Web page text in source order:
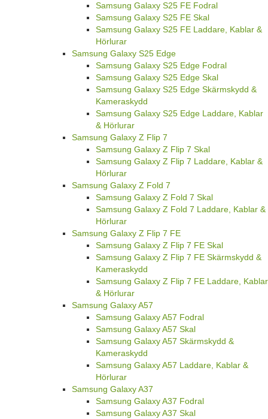
Samsung Galaxy S25 FE Fodral
Samsung Galaxy S25 FE Skal
Samsung Galaxy S25 FE Laddare, Kablar &
Hörlurar
Samsung Galaxy S25 Edge
Samsung Galaxy S25 Edge Fodral
Samsung Galaxy S25 Edge Skal
Samsung Galaxy S25 Edge Skärmskydd &
Kameraskydd
Samsung Galaxy S25 Edge Laddare, Kablar
& Hörlurar
Samsung Galaxy Z Flip 7
Samsung Galaxy Z Flip 7 Skal
Samsung Galaxy Z Flip 7 Laddare, Kablar &
Hörlurar
Samsung Galaxy Z Fold 7
Samsung Galaxy Z Fold 7 Skal
Samsung Galaxy Z Fold 7 Laddare, Kablar &
Hörlurar
Samsung Galaxy Z Flip 7 FE
Samsung Galaxy Z Flip 7 FE Skal
Samsung Galaxy Z Flip 7 FE Skärmskydd &
Kameraskydd
Samsung Galaxy Z Flip 7 FE Laddare, Kablar
& Hörlurar
Samsung Galaxy A57
Samsung Galaxy A57 Fodral
Samsung Galaxy A57 Skal
Samsung Galaxy A57 Skärmskydd &
Kameraskydd
Samsung Galaxy A57 Laddare, Kablar &
Hörlurar
Samsung Galaxy A37
Samsung Galaxy A37 Fodral
Samsung Galaxy A37 Skal